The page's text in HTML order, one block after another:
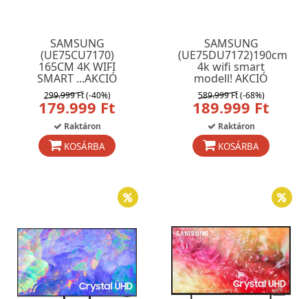
SAMSUNG
(UE75CU7170)
165CM 4K WIFI
SMART ...AKCIÓ
299.999 Ft(-40%)
179.999 Ft
Raktáron
KOSÁRBA
SAMSUNG
(UE75DU7172)190cm
4k wifi smart
modell! AKCIÓ
589.999 Ft(-68%)
189.999 Ft
Raktáron
KOSÁRBA